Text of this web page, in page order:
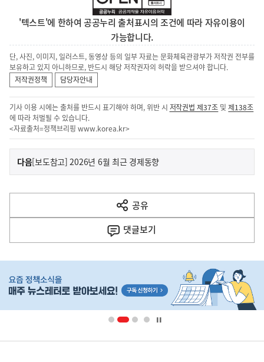
'텍스트'에 한하여 공공누리 출처표시의 조건에 따라 자유이용이
가능합니다.
단, 사진, 이미지, 일러스트, 동영상 등의 일부 자료는 문화체육관광부가 저작권 전부를
보유하고 있지 아니하므로, 반드시 해당 저작권자의 허락을 받으셔야 합니다.
저작권정책
담당자안내
기사 이용 시에는 출처를 반드시 표기해야 하며, 위반 시 저작권법 제37조 및제138조
에 따라 처벌될 수 있습니다.
<자료출처=정책브리핑 www.korea.kr>
이
전
다
음
다음기
사
[보도참고] 2026년 6월 최근 경제동향
공유
열
기
댓글보기
단
영